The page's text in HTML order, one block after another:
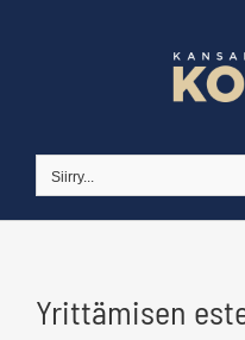
Siirry...
Yrittämisen